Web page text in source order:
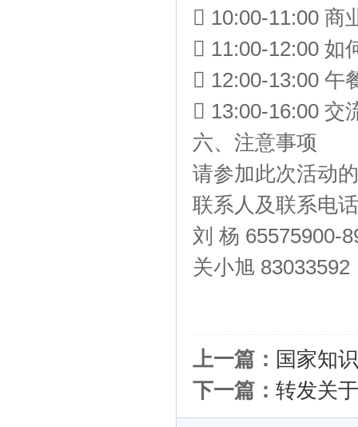
 10:00-11:00 商
 11:00-12:00 如
 12:00-13:00 午
 13:00-16:00 交
六、注意事项
请参加此次活动
联系人及联系电
刘 杨 65575900-
关小旭
上一篇： 国家知
下一篇： 转发关